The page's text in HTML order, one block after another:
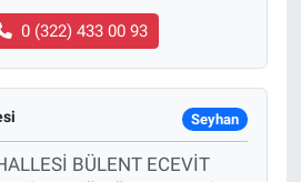
0 (322) 433 00 93
Seyhan
BÜLENT ECEVİT